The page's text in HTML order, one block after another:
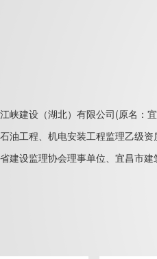
江峡建设（湖北）有限公司(原名：
石油工程、机电安装工程监理乙级
省建设监理协会理事单位、宜昌市